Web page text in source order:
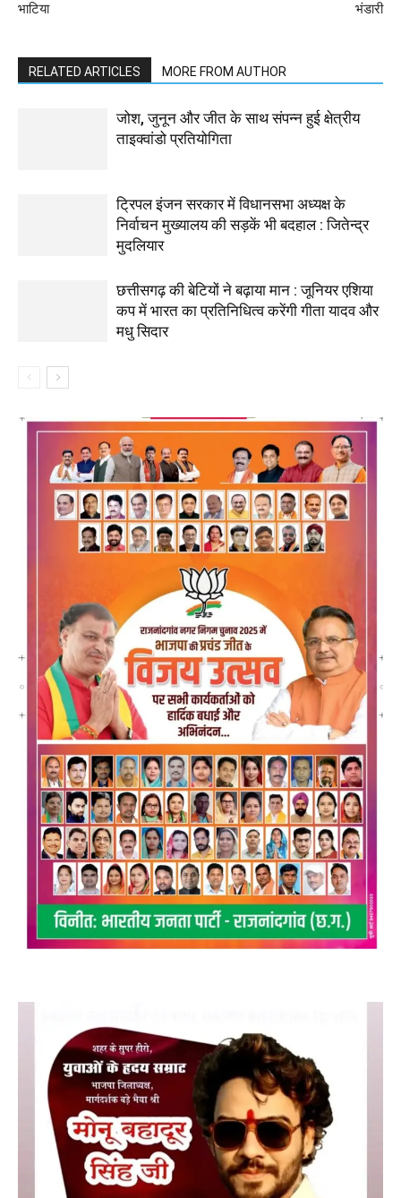
भाटिया
भंडारी
RELATED ARTICLES MORE FROM AUTHOR
जोश, जुनून और जीत के साथ संपन्न हुई क्षेत्रीय
ताइक्वांडो प्रतियोगिता
ट्रिपल इंजन सरकार में विधानसभा अध्यक्ष के
निर्वाचन मुख्यालय की सड़कें भी बदहाल : जितेन्द्र
मुदलियार
छत्तीसगढ़ की बेटियों ने बढ़ाया मान : जूनियर एशिया
कप में भारत का प्रतिनिधित्व करेंगी गीता यादव और
मधु सिदार